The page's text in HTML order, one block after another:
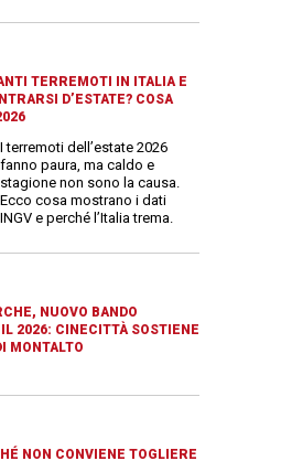
TERREMOTI IN ITALIA E
D’ESTATE? COSA
I terremoti dell’estate 2026
fanno paura, ma caldo e
stagione non sono la causa.
Ecco cosa mostrano i dati
INGV e perché l’Italia trema.
NUOVO BANDO
2026: CINECITTÀ SOSTIENE
MONTALTO
NON CONVIENE TOGLIERE